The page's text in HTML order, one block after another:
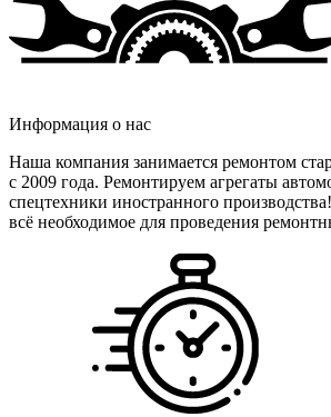
Информация о нас
Наша компания занимается ремонтом
c 2009 года. Ремонтируем агрегаты
спецтехники иностранного
всё необходимое для проведения